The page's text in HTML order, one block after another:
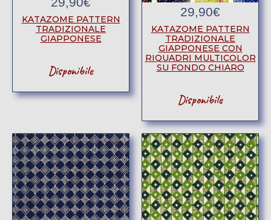
KATAZOME PATTERN
TRADIZIONALE
GIAPPONESE
Disponibile
29,90€
KATAZOME PATTERN
TRADIZIONALE
GIAPPONESE CON
RIQUADRI MULTICOLOR
SU FONDO CHIARO
Disponibile